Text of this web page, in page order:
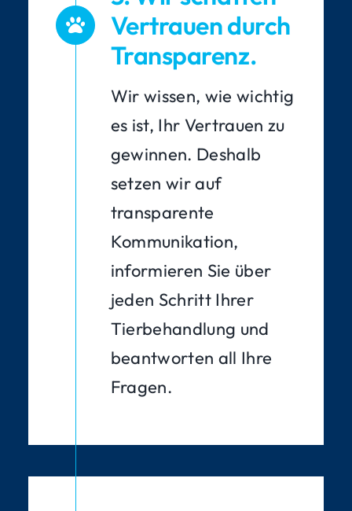
Vertrauen durch
Transparenz.
Wir wissen, wie wichtig
es ist, Ihr Vertrauen zu
gewinnen. Deshalb
setzen wir auf
transparente
Kommunikation,
informieren Sie über
jeden Schritt Ihrer
Tierbehandlung und
beantworten all Ihre
Fragen.